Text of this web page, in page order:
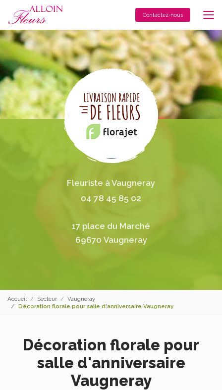
contenu
principal
Contactez-nous
Fleuriste à Vaugneray
04 78 45 85 02
17 place du Marché
69670 Vaugneray
Accueil Secteur
Vaugneray
Décoration florale pour salle d'anniversaire Vaugneray
Décoration florale pour
salle d'anniversaire
Vaugneray